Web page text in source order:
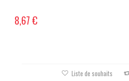
8,67 €
Liste de souhaits